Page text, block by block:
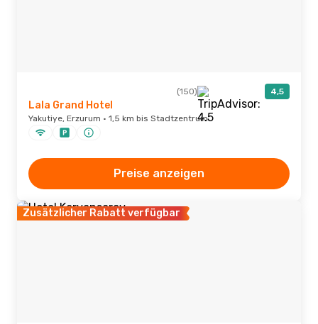
(150) 4,5
Lala Grand Hotel
Yakutiye, Erzurum · 1,5 km bis Stadtzentrum
Preise anzeigen
Zusätzlicher Rabatt verfügbar